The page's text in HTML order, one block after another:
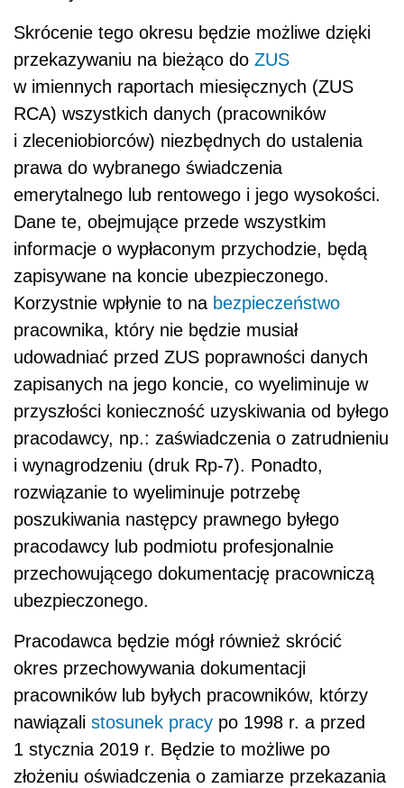
Skrócenie tego okresu będzie możliwe dzięki
przekazywaniu na bieżąco do ZUS
w imiennych raportach miesięcznych (ZUS
RCA) wszystkich danych (pracowników
i zleceniobiorców) niezbędnych do ustalenia
prawa do wybranego świadczenia
emerytalnego lub rentowego i jego wysokości.
Dane te, obejmujące przede wszystkim
informacje o wypłaconym przychodzie, będą
zapisywane na koncie ubezpieczonego.
Korzystnie wpłynie to na bezpieczeństwo
pracownika, który nie będzie musiał
udowadniać przed ZUS poprawności danych
zapisanych na jego koncie, co wyeliminuje w
przyszłości konieczność uzyskiwania od byłego
pracodawcy, np.: zaświadczenia o zatrudnieniu
i wynagrodzeniu (druk Rp-7). Ponadto,
rozwiązanie to wyeliminuje potrzebę
poszukiwania następcy prawnego byłego
pracodawcy lub podmiotu profesjonalnie
przechowującego dokumentację pracowniczą
ubezpieczonego.
Pracodawca będzie mógł również skrócić
okres przechowywania dokumentacji
pracowników lub byłych pracowników, którzy
nawiązali stosunek pracy po 1998 r. a przed
1 stycznia 2019 r. Będzie to możliwe po
złożeniu oświadczenia o zamiarze przekazania